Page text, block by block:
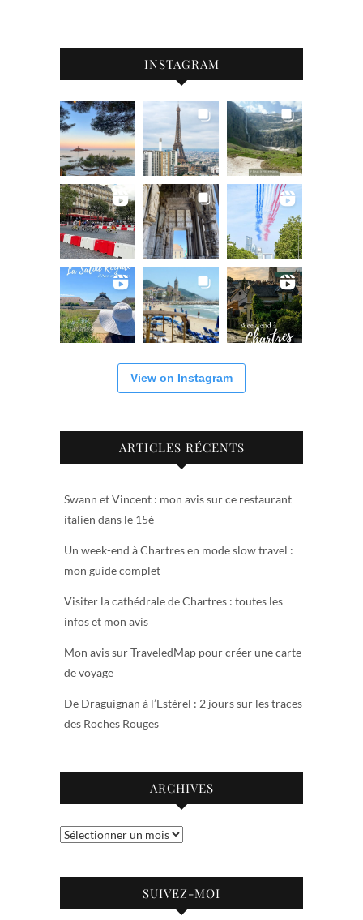
INSTAGRAM
View on Instagram
ARTICLES RÉCENTS
Swann et Vincent : mon avis sur ce restaurant
italien dans le 15è
Un week-end à Chartres en mode slow travel :
mon guide complet
Visiter la cathédrale de Chartres : toutes les
infos et mon avis
Mon avis sur TraveledMap pour créer une carte
de voyage
De Draguignan à l’Estérel : 2 jours sur les traces
des Roches Rouges
ARCHIVES
Archives
SUIVEZ-MOI